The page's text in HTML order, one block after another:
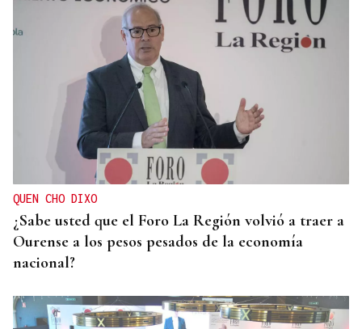
QUEN CHO DIXO
¿Sabe usted que el Foro La Región volvió a traer a
Ourense a los pesos pesados de la economía
nacional?